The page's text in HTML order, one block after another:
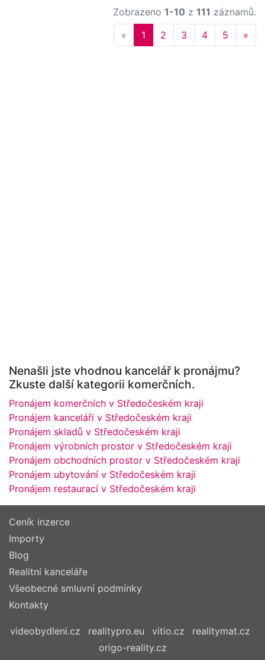
Zobrazeno 1-10 z 111 záznamů.
« Previous
1 2 3 4 5 »
Nenašli jste vhodnou kancelář k pronájmu?
Zkuste další kategorii komerčních.
Pronájem komerčních v Středočeském kraji
Pronájem kanceláří v Středočeském kraji
Pronájem skladů v Středočeském kraji
Pronájem výrobních prostor v Středočeském kraji
Pronájem obchodních prostor v Středočeském kraji
Pronájem ubytování v Středočeském kraji
Pronájem restaurací v Středočeském kraji
Ceník inzerce
Importy
Blog
Realitní kanceláře
Všeobecné smluvní podmínky
Kontakty
videobydleni.cz realitypro.eu vitio.cz
realitymat.cz
origo-reality.cz